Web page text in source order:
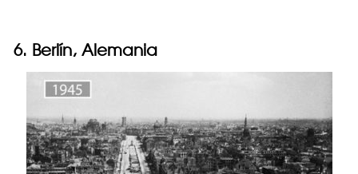
6. Berlín, Alemania